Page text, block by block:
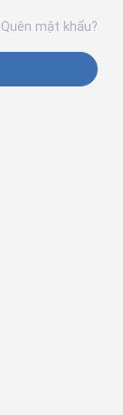
Quên mật khẩu?